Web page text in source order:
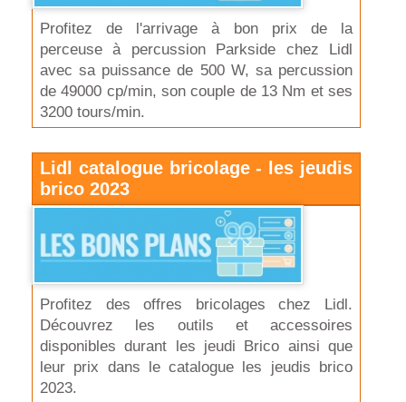
Profitez de l'arrivage à bon prix de la
perceuse à percussion Parkside chez Lidl
avec sa puissance de 500 W, sa percussion
de 49000 cp/min, son couple de 13 Nm et ses
3200 tours/min.
Lidl catalogue bricolage - les jeudis
brico 2023
Profitez des offres bricolages chez Lidl.
Découvrez les outils et accessoires
disponibles durant les jeudi Brico ainsi que
leur prix dans le catalogue les jeudis brico
2023.